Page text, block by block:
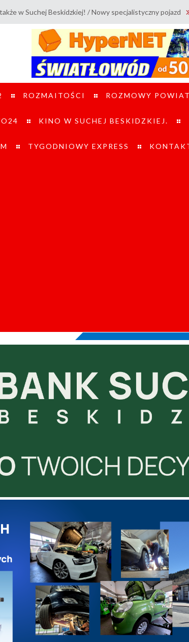
Beskidzkiej! / Nowy specjalistyczny pojazd UTV trafił do
ROZMAITOŚCI ROZMOWY
KINO W SUCHEJ BESKIDZKIEJ.
TYGODNIOWY EXPRESS